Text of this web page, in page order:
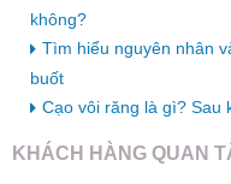
không?
Tìm hiểu nguyên nhân
buốt
Cạo vôi răng là gì? Sau
KHÁCH HÀNG QUAN